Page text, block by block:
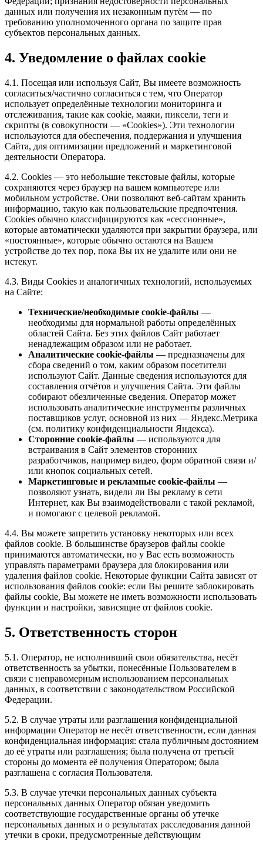
данных или получения их незаконным путём — по
требованию уполномоченного органа по защите прав
субъектов персональных данных.
4. Уведомление о файлах cookie
4.1. Посещая или используя Сайт, Вы имеете возможность
согласиться/частично согласиться с тем, что Оператор
использует определённые технологии мониторинга и
отслеживания, такие как cookie, маяки, пиксели, теги и
скрипты (в совокупности — «Cookies»). Эти технологии
используются для обеспечения, поддержания и улучшения
Сайта, для оптимизации предложений и маркетинговой
деятельности Оператора.
4.2. Cookies — это небольшие текстовые файлы, которые
сохраняются через браузер на вашем компьютере или
мобильном устройстве. Они позволяют веб-сайтам хранить
информацию, такую как пользовательские предпочтения.
Cookies обычно классифицируются как «сессионные»,
которые автоматически удаляются при закрытии браузера, или
«постоянные», которые обычно остаются на Вашем
устройстве до тех пор, пока Вы их не удалите или они не
истекут.
4.3. Виды Cookies и аналогичных технологий, используемых
на Сайте:
Технические/необходимые cookie-файлы —
необходимы для нормальной работы определённых
областей Сайта. Без этих файлов Сайт работает
ненадлежащим образом или не работает.
Аналитические cookie-файлы — предназначены для
сбора сведений о том, каким образом посетители
используют Сайт. Данные сведения используются для
составления отчётов и улучшения Сайта. Эти файлы
собирают обезличенные сведения. Оператор может
использовать аналитические инструменты различных
поставщиков услуг, основной из них — Яндекс.Метрика
(см. политику конфиденциальности Яндекса).
Сторонние cookie-файлы — используются для
встраивания в Сайт элементов сторонних
разработчиков, например видео, форм обратной связи и/
или кнопок социальных сетей.
Маркетинговые и рекламные cookie-файлы —
позволяют узнать, видели ли Вы рекламу в сети
Интернет, как Вы взаимодействовали с такой рекламой,
и помогают с целевой рекламой.
4.4. Вы можете запретить установку некоторых или всех
файлов cookie. В большинстве браузеров файлы cookie
принимаются автоматически, но у Вас есть возможность
управлять параметрами браузера для блокирования или
удаления файлов cookie. Некоторые функции Сайта зависят от
использования файлов cookie: если Вы решите заблокировать
файлы cookie, Вы можете не иметь возможности использовать
функции и настройки, зависящие от файлов cookie.
5. Ответственность сторон
5.1. Оператор, не исполнивший свои обязательства, несёт
ответственность за убытки, понесённые Пользователем в
связи с неправомерным использованием персональных
данных, в соответствии с законодательством Российской
Федерации.
5.2. В случае утраты или разглашения конфиденциальной
информации Оператор не несёт ответственности, если данная
конфиденциальная информация: стала публичным достоянием
до её утраты или разглашения; была получена от третьей
стороны до момента её получения Оператором; была
разглашена с согласия Пользователя.
5.3. В случае утечки персональных данных субъекта
персональных данных Оператор обязан уведомить
соответствующие государственные органы об утечке
персональных данных и о результатах расследования данной
утечки в сроки, предусмотренные действующим